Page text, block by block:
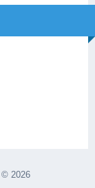
© 2026